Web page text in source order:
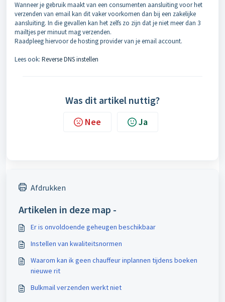
Wanneer je gebruik maakt van een consumenten aansluiting voor het
verzenden van email kan dit vaker voorkomen dan bij een zakelijke
aansluiting. In die gevallen kan het zelfs zo zijn dat je niet meer dan 3
mailtjes per minuut mag verzenden.
Raadpleeg hiervoor de hosting provider van je email account.
Lees ook: Reverse DNS instellen
Was dit artikel nuttig?
Nee Ja
Afdrukken
Artikelen in deze map -
Er is onvoldoende geheugen beschikbaar
Instellen van kwaliteitsnormen
Waarom kan ik geen chauffeur inplannen tijdens boeken
nieuwe rit
Bulkmail verzenden werkt niet